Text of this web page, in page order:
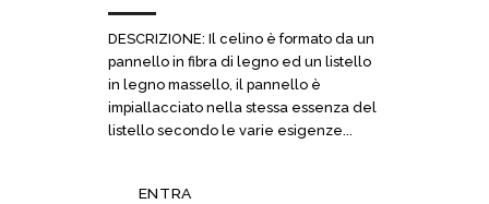
DESCRIZIONE: Il celino è formato da un
pannello in fibra di legno ed un listello
in legno massello, il pannello è
impiallacciato nella stessa essenza del
listello secondo le varie esigenze...
ENTRA